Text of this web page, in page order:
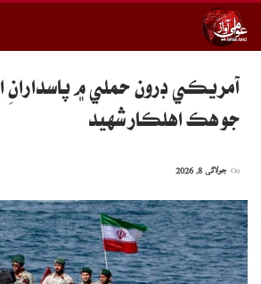
آمريڪي ڊرون حملي ۾ پاسدارانِ
جو هڪ اهلڪار شهيد
جولائی 8, 2026